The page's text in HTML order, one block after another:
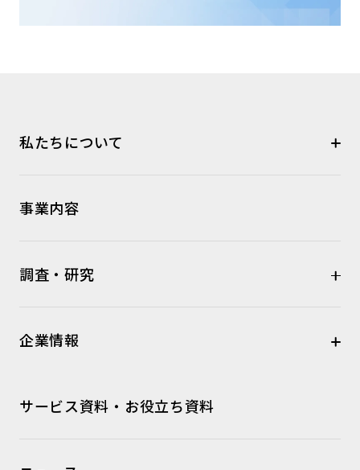
私たちについて
事業内容
調査・研究
企業情報
サービス資料・お役立ち資料